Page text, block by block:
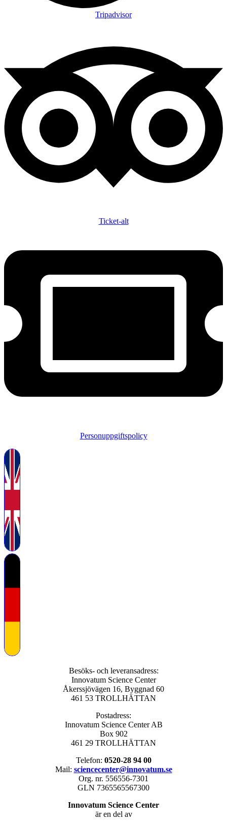
Tripadvisor
Ticket-alt
Personuppgiftspolicy
Besöks- och leveransadress:
Innovatum Science Center
Åkerssjövägen 16, Byggnad 60
461 53 TROLLHÄTTAN
Postadress:
Innovatum Science Center AB
Box 902
461 29 TROLLHÄTTAN
Telefon: 0520-28 94 00
Mail: sciencecenter@innovatum.se
Org. nr. 556556-7301
GLN 7365565567300
Innovatum Science Center
är en del av